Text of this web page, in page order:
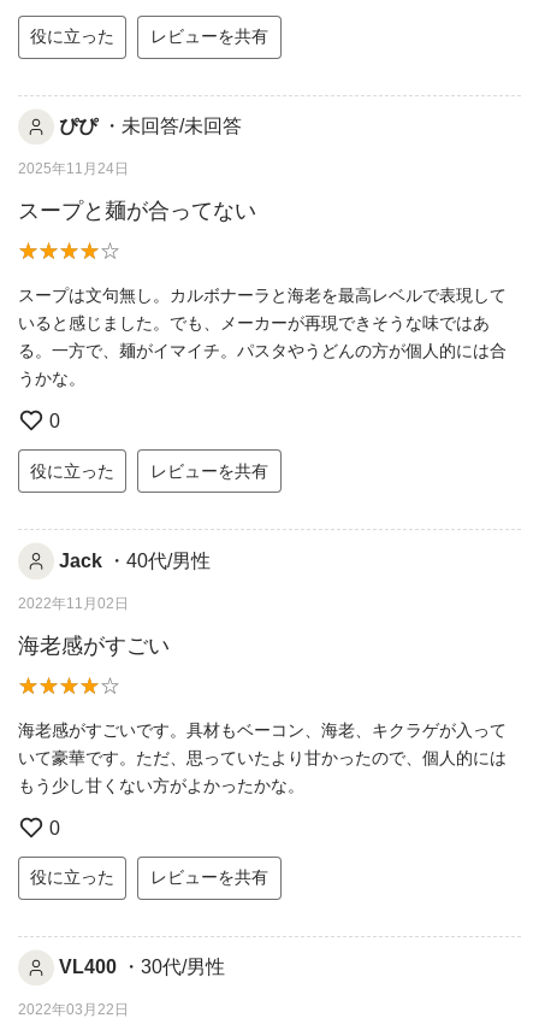
役に立った レビューを共有
ぴぴ ・未回答/未回答
2025年11月24日
スープと麺が合ってない
スープは文句無し。カルボナーラと海老を最高レベルで表現して
いると感じました。でも、メーカーが再現できそうな味ではあ
る。一方で、麺がイマイチ。パスタやうどんの方が個人的には合
うかな。
0
役に立った レビューを共有
Jack ・40代/男性
2022年11月02日
海老感がすごい
海老感がすごいです。具材もベーコン、海老、キクラゲが入って
いて豪華です。ただ、思っていたより甘かったので、個人的には
もう少し甘くない方がよかったかな。
0
役に立った レビューを共有
VL400 ・30代/男性
2022年03月22日